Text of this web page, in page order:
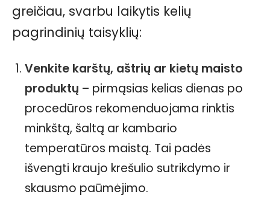
greičiau, svarbu laikytis kelių
pagrindinių taisyklių:
Venkite karštų, aštrių ar kietų maisto
produktų – pirmąsias kelias dienas po
procedūros rekomenduojama rinktis
minkštą, šaltą ar kambario
temperatūros maistą. Tai padės
išvengti kraujo krešulio sutrikdymo ir
skausmo paūmėjimo.